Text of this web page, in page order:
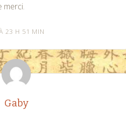
merci.
23 H 51 MIN
Gaby